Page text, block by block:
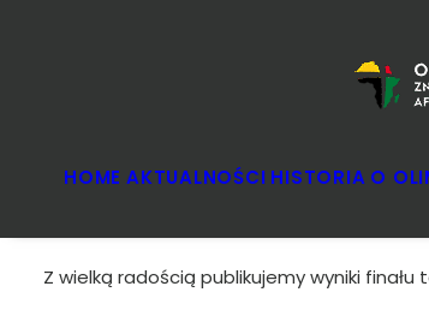
HOME AKTUALNOŚCI HISTORIA O
Z wielką radością publikujemy wyniki